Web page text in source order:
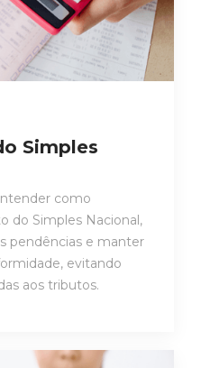
Simples
como
do Simples Nacional,
pendências e manter
evitando
aos tributos.